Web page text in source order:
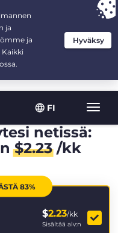
FI
years at $
netissä:
$2.23/kk
83%
$2.23/kk
Sisältää alv:n